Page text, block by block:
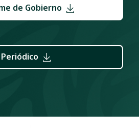
de Gobierno
Periódico